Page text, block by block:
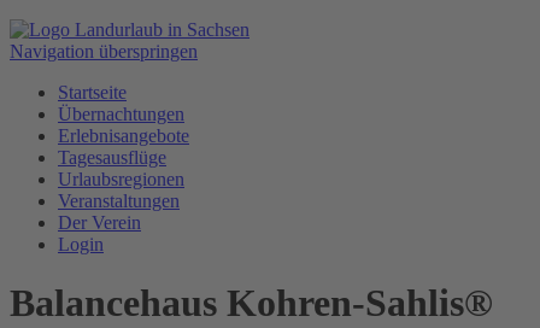
Navigation überspringen
Startseite
Übernachtungen
Erlebnisangebote
Tagesausflüge
Urlaubsregionen
Veranstaltungen
Der Verein
Login
Balancehaus Kohren-Sahlis®